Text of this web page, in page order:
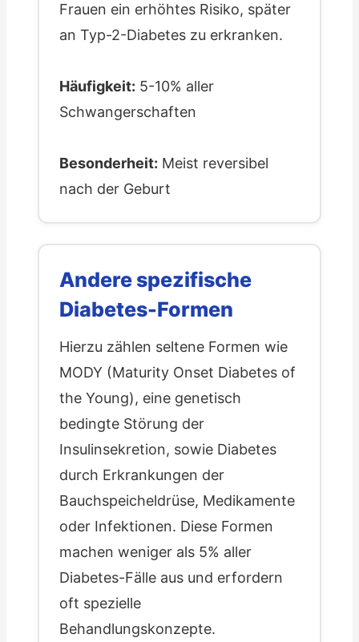
Frauen ein erhöhtes Risiko, später
an Typ-2-Diabetes zu erkranken.
Häufigkeit: 5-10% aller
Schwangerschaften
Besonderheit: Meist reversibel
nach der Geburt
Andere spezifische
Diabetes-Formen
Hierzu zählen seltene Formen wie
MODY (Maturity Onset Diabetes of
the Young), eine genetisch
bedingte Störung der
Insulinsekretion, sowie Diabetes
durch Erkrankungen der
Bauchspeicheldrüse, Medikamente
oder Infektionen. Diese Formen
machen weniger als 5% aller
Diabetes-Fälle aus und erfordern
oft spezielle
Behandlungskonzepte.